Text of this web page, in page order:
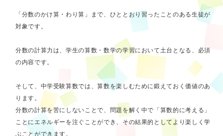
「分数のかけ算・わり算」まで、ひととおり習ったことのある生徒が
対象です。
分数の計算力は、学生の算数・数学の学習において土台となる、必須
の内容です。
そして、中学受験算数では、算数を楽しむために鍛えておく価値のあ
ります。
分数の計算を苦にしないことで、問題を解く中で「算数的に考える」
ことにエネルギーを注ぐことができ、その結果的としてより楽しく学
ぶことができます。